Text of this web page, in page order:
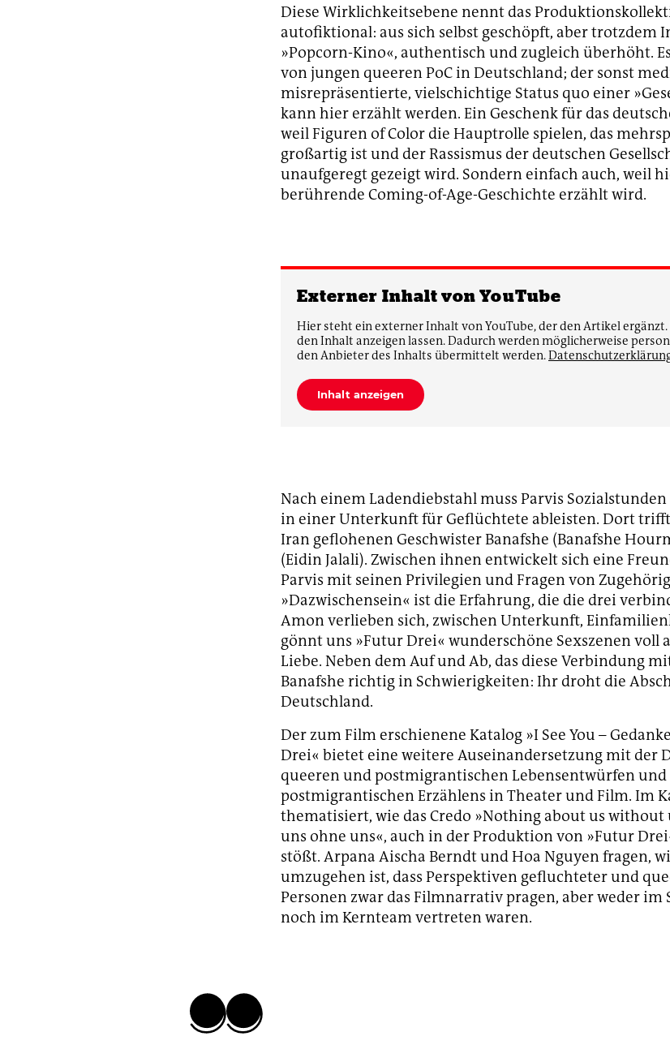
Diese Wirklichkeitsebene nennt das
autofiktional: aus sich selbst geschöpft, aber trotzdem
»Popcorn-Kino«, authentisch und zugleich überhöht.
von jungen queeren PoC in Deutschland; der sonst
misrepräsentierte, vielschichtige Status quo einer
kann hier erzählt werden. Ein Geschenk für das
weil Figuren of Color die Hauptrolle spielen, das
großartig ist und der Rassismus der deutschen
unaufgeregt gezeigt wird. Sondern einfach auch, weil
berührende Coming-of-Age-Geschichte erzählt wird.
Externer Inhalt von YouTube
Hier steht ein externer Inhalt von YouTube, der den Artikel
den Inhalt anzeigen lassen. Dadurch werden möglicherweise
den Anbieter des Inhalts übermittelt werden.
Inhalt anzeigen
Nach einem Ladendiebstahl muss Parvis
in einer Unterkunft für Geflüchtete ableisten. Dort
Iran geflohenen Geschwister Banafshe (Banafshe
(Eidin Jalali). Zwischen ihnen entwickelt sich eine
Parvis mit seinen Privilegien und Fragen von
»Dazwischensein« ist die Erfahrung, die die drei
Amon verlieben sich, zwischen Unterkunft,
gönnt uns »Futur Drei« wunderschöne Sexszenen voll
Liebe. Neben dem Auf und Ab, das diese Verbindung
Banafshe richtig in Schwierigkeiten: Ihr droht die
Deutschland.
Der zum Film erschienene Katalog »I See You –
Drei« bietet eine weitere Auseinandersetzung mit der
queeren und postmigrantischen Lebensentwürfen
postmigrantischen Erzählens in Theater und Film. Im
thematisiert, wie das Credo »Nothing about us without
uns ohne uns«, auch in der Produktion von »Futur
stößt. Arpana Aischa Berndt und Hoa Nguyen fragen,
umzugehen ist, dass Perspektiven gefluchteter und
Personen zwar das Filmnarrativ pragen, aber weder im
noch im Kernteam vertreten waren.